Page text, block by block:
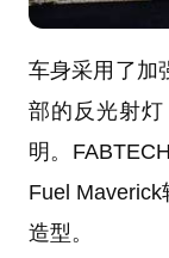
车身采用了加
部的反光射
明。
Fuel
造型。